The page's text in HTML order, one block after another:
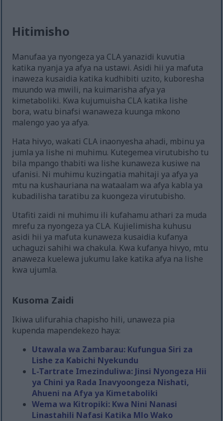
Hitimisho
Manufaa ya nyongeza ya CLA yanazidi kuvutia
katika nyanja ya afya na ustawi. Asidi hii ya mafuta
inaweza kusaidia katika kudhibiti uzito, kuboresha
muundo wa mwili, na kuimarisha afya ya
kimetaboliki. Kwa kujumuisha CLA katika lishe
bora, watu binafsi wanaweza kuunga mkono
malengo yao ya afya.
Hata hivyo, wakati CLA inaonyesha ahadi, mbinu ya
jumla ya lishe ni muhimu. Kutegemea virutubisho tu
bila mpango thabiti wa lishe kunaweza kusiwe na
ufanisi. Ni muhimu kuzingatia mahitaji ya afya ya
mtu na kushauriana na wataalam wa afya kabla ya
kubadilisha taratibu za kuongeza virutubisho.
Utafiti zaidi ni muhimu ili kufahamu athari za muda
mrefu za nyongeza ya CLA. Kujielimisha kuhusu
asidi hii ya mafuta kunaweza kusaidia kufanya
uchaguzi sahihi wa chakula. Kwa kufanya hivyo, mtu
anaweza kuelewa jukumu lake katika afya na lishe
kwa ujumla.
Kusoma Zaidi
Ikiwa ulifurahia chapisho hili, unaweza pia
kupenda mapendekezo haya:
Utawala wa Zambarau: Kufungua Siri za
Lishe za Kabichi Nyekundu
L-Tartrate Imezinduliwa: Jinsi Nyongeza Hii
ya Chini ya Rada Inavyoongeza Nishati,
Ahueni na Afya ya Kimetaboliki
Wema wa Kitropiki: Kwa Nini Nanasi
Linastahili Nafasi Katika Mlo Wako